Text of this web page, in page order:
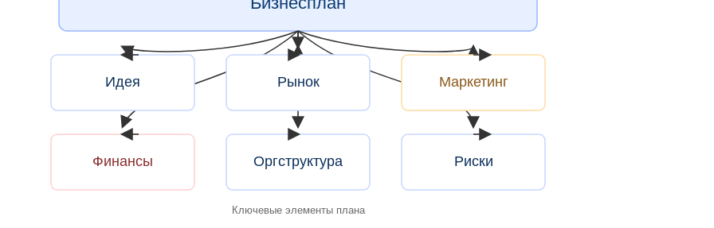
Идея Рынок Маркетинг
Финансы Оргструктура Риски
Ключевые элементы плана